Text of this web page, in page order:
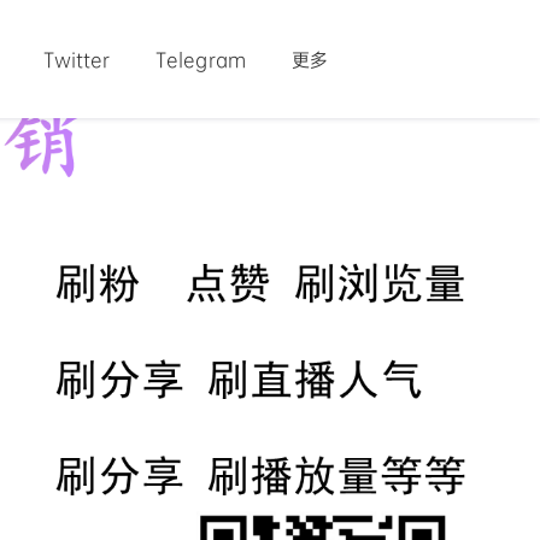
Twitter Telegram 更多